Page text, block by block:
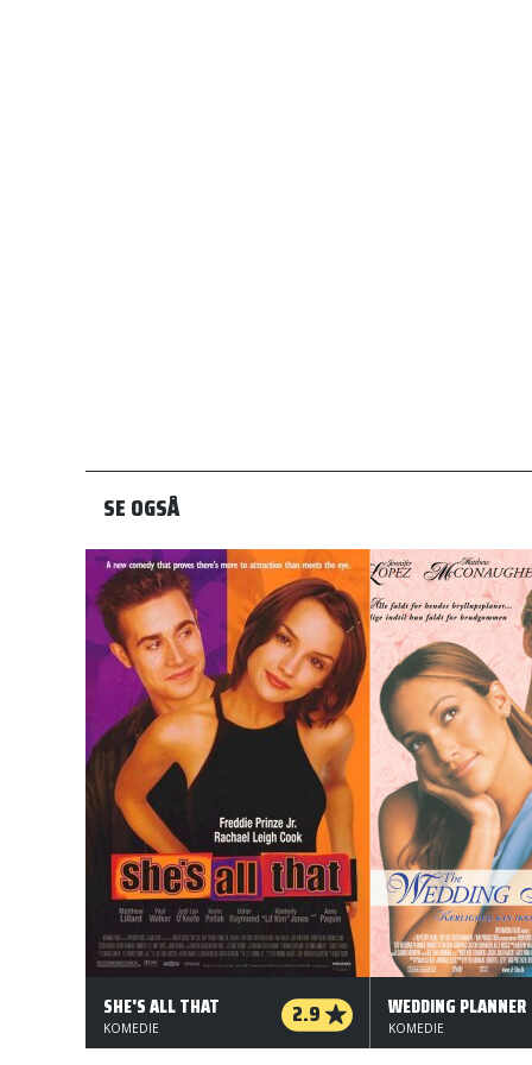
SE OGSÅ
SHE'S ALL THAT 2.9
KOMEDIE
WEDDING PLANNER
KOMEDIE